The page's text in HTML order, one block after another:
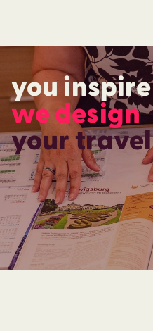
you inspire
we design
your travel